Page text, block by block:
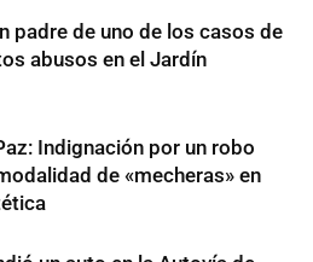
padre de uno de los casos de
abusos en el Jardín
Indignación por un robo
de «mecheras» en